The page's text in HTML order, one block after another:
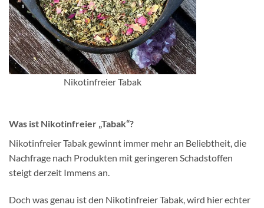
Nikotinfreier Tabak
Was ist Nikotinfreier „Tabak“?
Nikotinfreier Tabak gewinnt immer mehr an Beliebtheit, die
Nachfrage nach Produkten mit geringeren Schadstoffen
steigt derzeit Immens an.
Doch was genau ist den Nikotinfreier Tabak, wird hier echter